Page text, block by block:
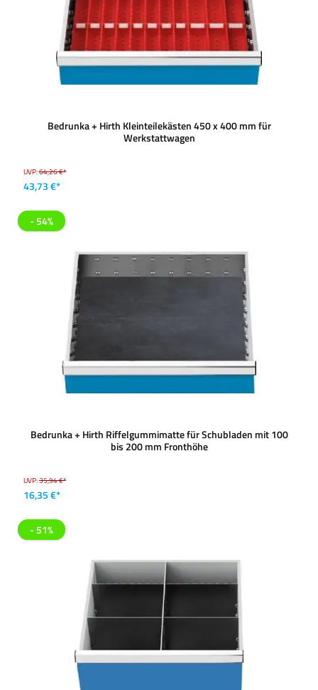
Bedrunka + Hirth Kleinteilekästen 450 x 400 mm für
Werkstattwagen
UVP:64,26 €*
43,73 €*
- 54%
Bedrunka + Hirth Riffelgummimatte für Schubladen mit 100
bis 200 mm Fronthöhe
UVP:35,94 €*
16,35 €*
- 51%